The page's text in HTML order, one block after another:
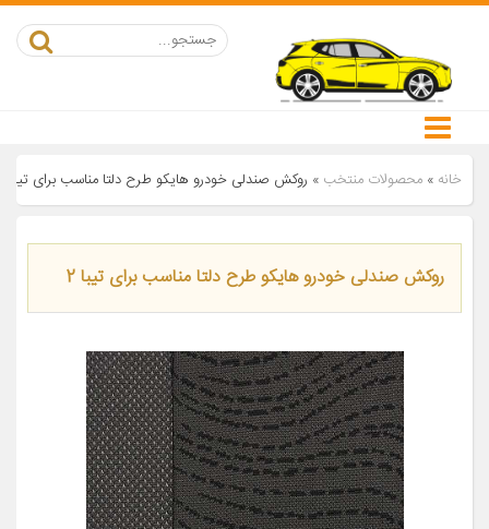
خانه » محصولات منتخب » روکش صندلی خودرو هایکو طرح دلتا مناسب برای تیبا 2
روکش صندلی خودرو هایکو طرح دلتا مناسب برای تیبا 2